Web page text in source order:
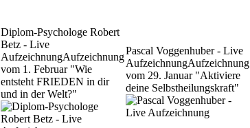
Diplom-Psychologe Robert
Betz - Live
AufzeichnungAufzeichnung
vom 1. Februar "Wie
entsteht FRIEDEN in dir
und in der Welt?"
Pascal Voggenhuber - Live
AufzeichnungAufzeichnung
vom 29. Januar "Aktiviere
deine Selbstheilungskraft"